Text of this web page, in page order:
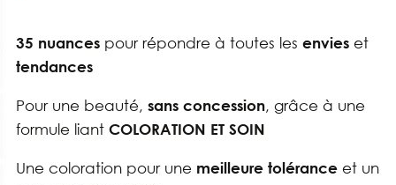
35 nuancespour répondre à toutes les envieset
tendances
Pour une beauté, sans concession, grâce à une
formule liant COLORATION ET SOIN
Une coloration pour une meilleure toléranceet un